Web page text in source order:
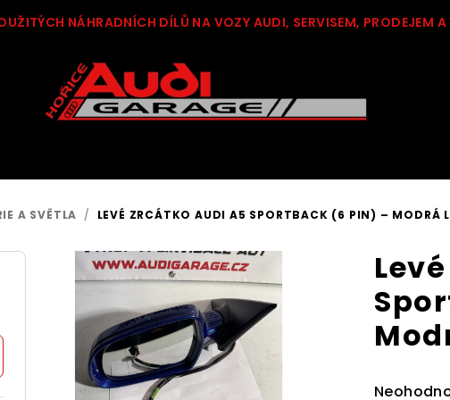
NÁHRADNÍCH DÍLŮ NA VOZY AUDI, SERVISEM, PRODEJEM
A SVĚTLA / LEVÉ ZRCÁTKO AUDI A5 SPORTBACK (6 PIN) – MODRÁ
Průměrné